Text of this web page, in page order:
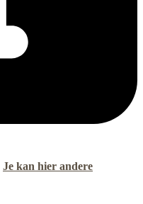
Je kan hier andere